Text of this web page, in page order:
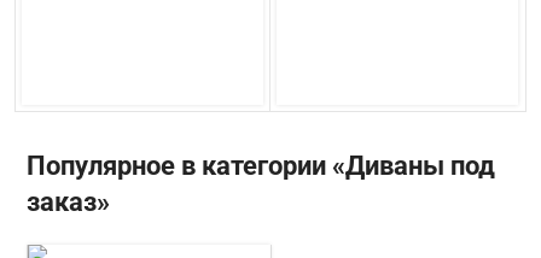
Популярное в категории «Диваны под
заказ»